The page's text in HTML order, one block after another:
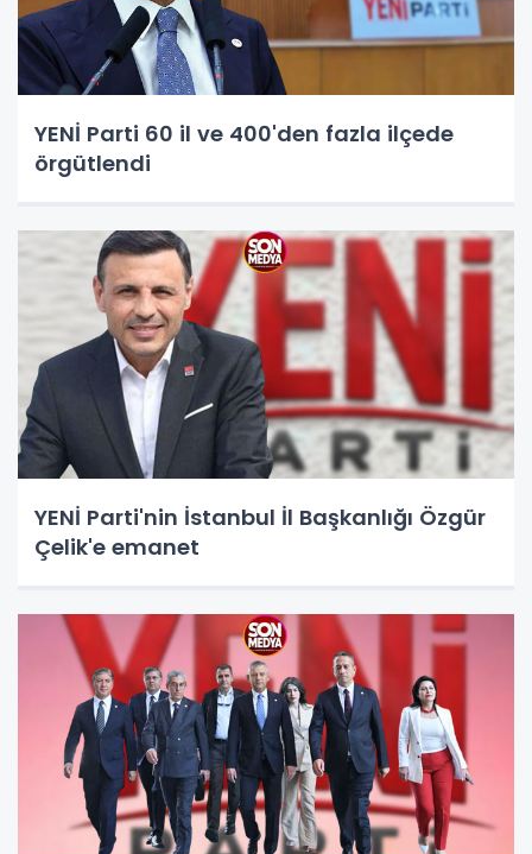
YENİ Parti 60 il ve 400'den fazla ilçede
örgütlendi
YENİ Parti'nin İstanbul İl Başkanlığı Özgür
Çelik'e emanet